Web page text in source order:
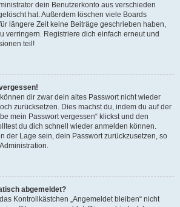
dein Benutzerkonto aus verschieden
hat. Außerdem löschen viele Boards
längere Zeit keine Beiträge geschrieben haben,
verringern. Registriere dich einfach erneut und
teil!
dir zwar dein altes Passwort nicht wieder
zurücksetzen. Dies machst du, indem du auf der
mein Passwort vergessen“ klickst und den
du dich schnell wieder anmelden können.
der Lage sein, dein Passwort zurückzusetzen, so
abgemeldet?
Kontrollkästchen „Angemeldet bleiben“ nicht